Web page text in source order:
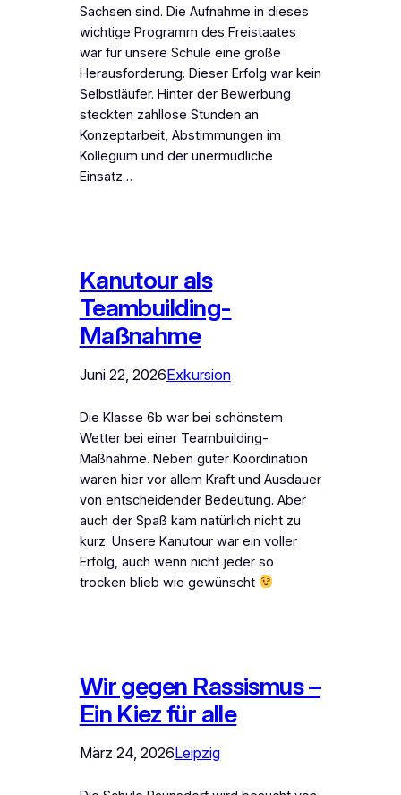
Sachsen sind. Die Aufnahme in dieses
wichtige Programm des Freistaates
war für unsere Schule eine große
Herausforderung. Dieser Erfolg war kein
Selbstläufer. Hinter der Bewerbung
steckten zahllose Stunden an
Konzeptarbeit, Abstimmungen im
Kollegium und der unermüdliche
Einsatz…
Kanutour als
Teambuilding-
Maßnahme
Juni 22, 2026Exkursion
Die Klasse 6b war bei schönstem
Wetter bei einer Teambuilding-
Maßnahme. Neben guter Koordination
waren hier vor allem Kraft und Ausdauer
von entscheidender Bedeutung. Aber
auch der Spaß kam natürlich nicht zu
kurz. Unsere Kanutour war ein voller
Erfolg, auch wenn nicht jeder so
trocken blieb wie gewünscht
Wir gegen Rassismus –
Ein Kiez für alle
März 24, 2026Leipzig